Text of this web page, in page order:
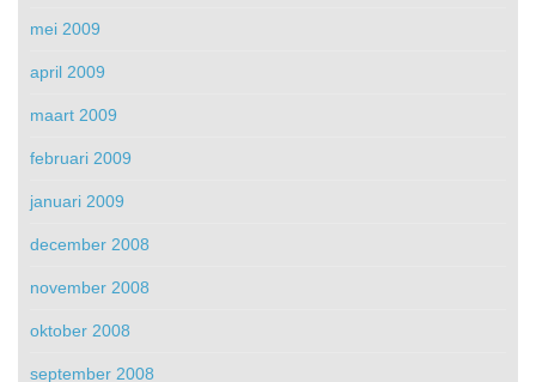
mei 2009
april 2009
maart 2009
februari 2009
januari 2009
december 2008
november 2008
oktober 2008
september 2008